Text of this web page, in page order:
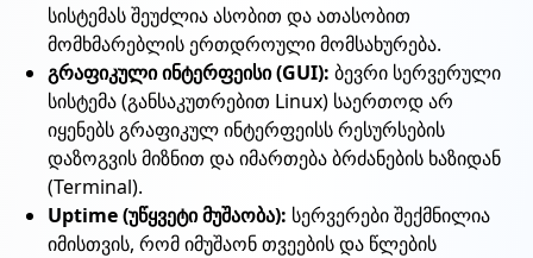
სისტემას შეუძლია ასობით და ათასობით
მომხმარებლის ერთდროული მომსახურება.
გრაფიკული ინტერფეისი (GUI): ბევრი სერვერული
სისტემა (განსაკუთრებით Linux) საერთოდ არ
იყენებს გრაფიკულ ინტერფეისს რესურსების
დაზოგვის მიზნით და იმართება ბრძანების ხაზიდან
(Terminal).
Uptime (უწყვეტი მუშაობა): სერვერები შექმნილია
იმისთვის, რომ იმუშაონ თვეების და წლების